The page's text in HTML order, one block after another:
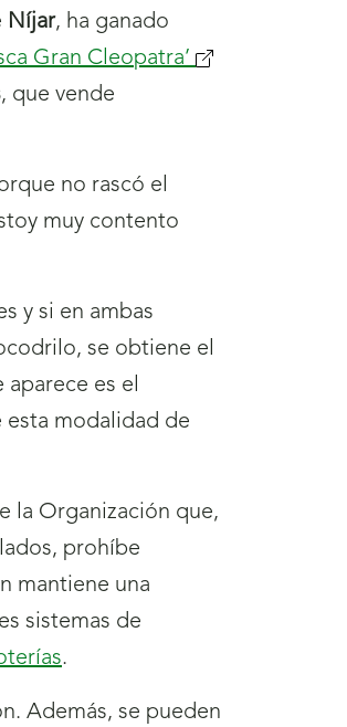
Níjar, ha ganado
Gran Cleopatra’(se
, que vende
no rascó el
muy contento
y si en ambas
se obtiene el
es el
esta modalidad de
la Organización que,
prohíbe
mantiene una
sistemas de
.
Además, se pueden